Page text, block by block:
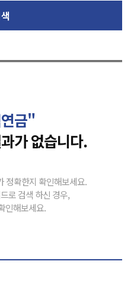
금"
가 없습니다.
정확한지 확인해보세요.
로 검색 하신 경우,
인해보세요.